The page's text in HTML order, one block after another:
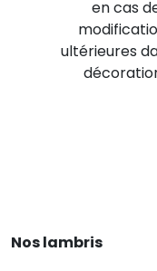
en cas
ultérieures
Nos lambris